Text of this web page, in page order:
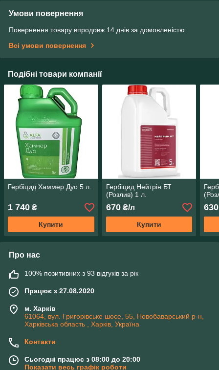
Умови повернення
Повернення товару впродовж 14 днів за домовленістю
Всі умови повернення
Подібні товари компанії
Гербіцид Хаммер Дуо 5 л.
1 740 ₴
Купити
Гербіцид Нейтрін БТ
(Розлив) 1 л.
670₴/л
Купити
630
Про нас
100% позитивних з 93 відгуків за рік
Працює з 27.08.2020
м. Харків
61064, вул. Григорівське шосе, 55, Новобаварський р-н,
Харківська область , Харків, Україна
Контакти
Сьогодні працює з 08:00 до 20:00
Показати весь графік роботи